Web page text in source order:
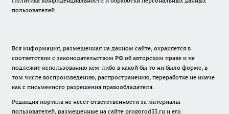
пользователей
Вся информация, размещенная на данном сайте, охраняется в
соответствии с законодательством РФ об авторском праве и не
подлежит использованию кем-либо в какой бы то ни было форме, в
том числе воспроизведению, распространению, переработке не иначе
как с письменного разрешения правообладателя.
Редакция портала не несет ответственности за материалы
пользователей, размещенные на сайте progorod33.ru и его